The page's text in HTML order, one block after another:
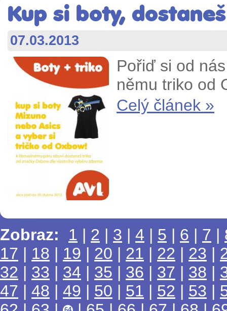
Kup si boty,
07.03.2013
Pořiď si od
němu triko od
Celý článek »
Zobraz: 1 | 2 | 3 | 4 | 5 | 6 | 7 |
17 | 18 | 19 | 20 | 21 | 22 | 23 |
32 | 33 | 34 | 35 | 36 | 37 | 38 |
47 | 48 | 49 | 50 | 51 | 52 | 53 |